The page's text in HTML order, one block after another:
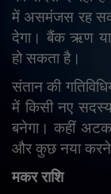
में असमंजस रह
देगा। बैंक ऋण या
हो सकता है।
संतान की
में किसी नए
बनेगा। कहीं
और कुछ नया करने
मकर राशि